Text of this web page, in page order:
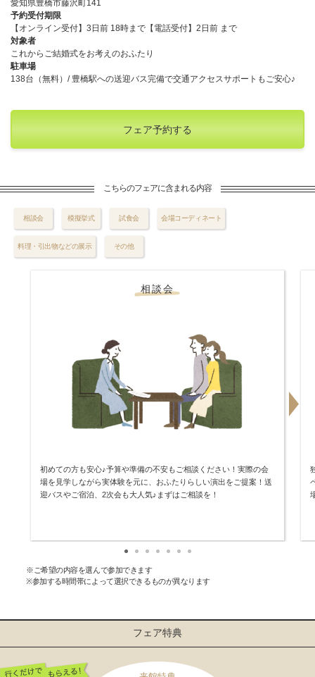
愛知県豊橋市藤沢町141
予約受付期限
【オンライン受付】3日前 18時まで【電話受付】2日前 まで
対象者
これからご結婚式をお考えのおふたり
駐車場
138台（無料）/ 豊橋駅への送迎バス完備で交通アクセスサポートもご安心♪
フェア予約する
こちらのフェアに含まれる内容
相談会 模擬挙式 試食会 会場コーディネート
料理・引出物などの展示 その他
相談会
初めての方も安心♪予算や準備の不安もご相談ください！実際の会
場を見学しながら実体験を元に、おふたりらしい演出をご提案！送
迎バスやご宿泊、2次会も大人気♪まずはご相談を！
※ご希望の内容を選んで参加できます
※参加する時間帯によって選択できるものが異なります
フェア特典